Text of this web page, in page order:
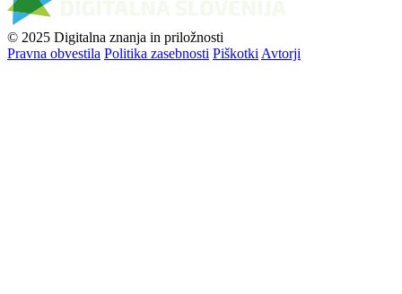
© 2025 Digitalna znanja in priložnosti
Pravna obvestila Politika zasebnosti Piškotki Avtorji